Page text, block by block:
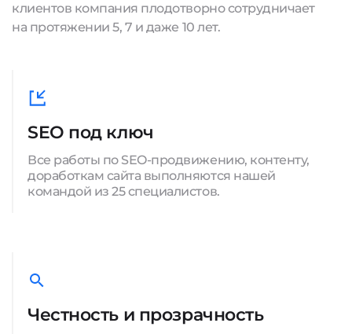
клиентов компания плодотворно сотрудничает
на протяжении 5, 7 и даже 10 лет.
SEO под ключ
Все работы по SEO-продвижению, контенту,
доработкам сайта выполняются нашей
командой из 25 специалистов.
Честность и прозрачность